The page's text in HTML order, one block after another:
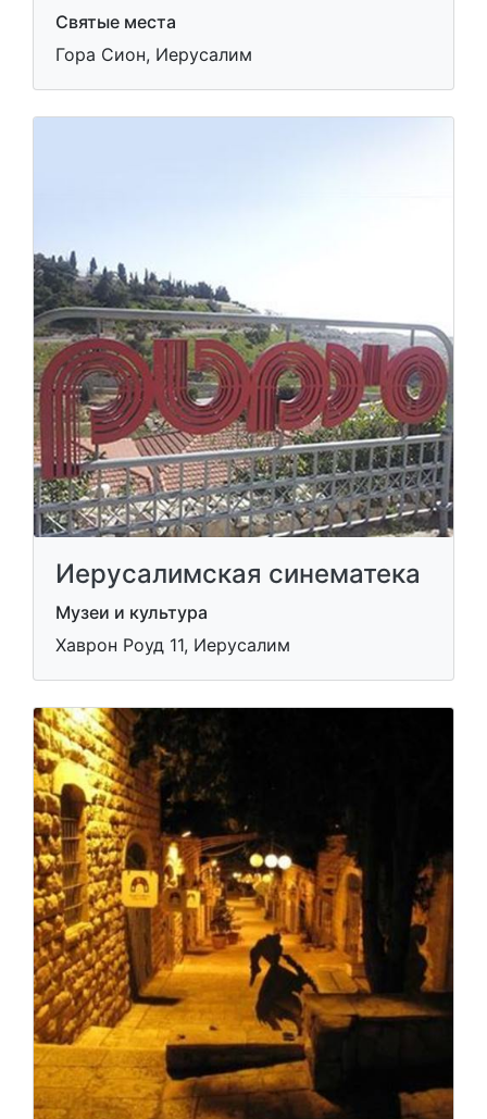
Святые места
Гора Сион, Иерусалим
Иерусалимская синематека
Музеи и культура
Хаврон Роуд 11, Иерусалим